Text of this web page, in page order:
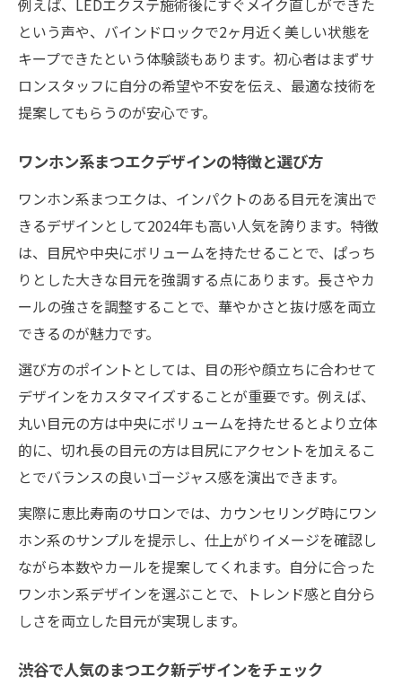
という声や、バインドロックで2ヶ月近く美しい状態を
キープできたという体験談もあります。初心者はまずサ
ロンスタッフに自分の希望や不安を伝え、最適な技術を
提案してもらうのが安心です。
ワンホン系まつエクデザインの特徴と選び方
ワンホン系まつエクは、インパクトのある目元を演出で
きるデザインとして2024年も高い人気を誇ります。特徴
は、目尻や中央にボリュームを持たせることで、ぱっち
りとした大きな目元を強調する点にあります。長さやカ
ールの強さを調整することで、華やかさと抜け感を両立
できるのが魅力です。
選び方のポイントとしては、目の形や顔立ちに合わせて
デザインをカスタマイズすることが重要です。例えば、
丸い目元の方は中央にボリュームを持たせるとより立体
的に、切れ長の目元の方は目尻にアクセントを加えるこ
とでバランスの良いゴージャス感を演出できます。
実際に恵比寿南のサロンでは、カウンセリング時にワン
ホン系のサンプルを提示し、仕上がりイメージを確認し
ながら本数やカールを提案してくれます。自分に合った
ワンホン系デザインを選ぶことで、トレンド感と自分ら
しさを両立した目元が実現します。
渋谷で人気のまつエク新デザインをチェック